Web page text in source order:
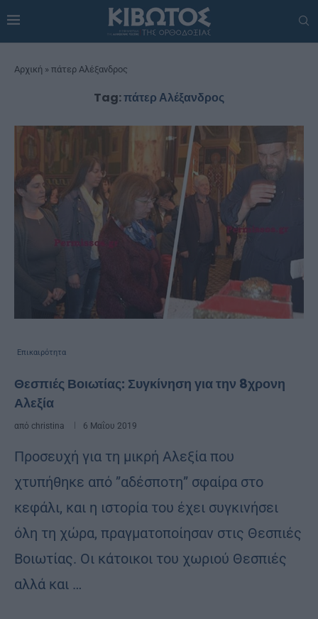
Αρχική » πάτερ Αλέξανδρος
Tag:πάτερ Αλέξανδρος
Επικαιρότητα
Θεσπιές Βοιωτίας: Συγκίνηση για την 8χρονη
Αλεξία
από christina 6 Μαΐου 2019
Προσευχή για τη μικρή Αλεξία που
χτυπήθηκε από ”αδέσποτη” σφαίρα στο
κεφάλι, και η ιστορία του έχει συγκινήσει
όλη τη χώρα, πραγματοποίησαν στις Θεσπιές
Βοιωτίας. Οι κάτοικοι του χωριού Θεσπιές
αλλά και …